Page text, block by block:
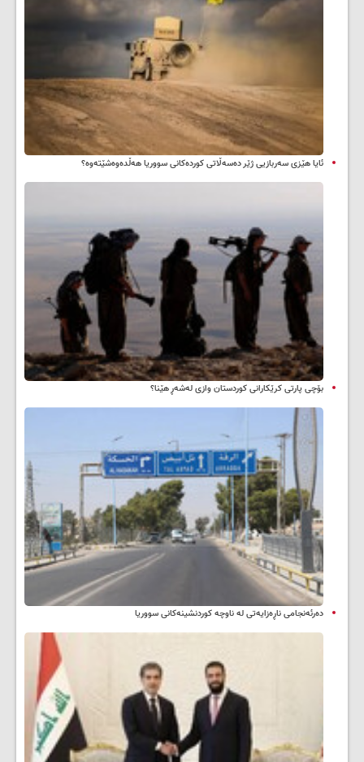
ئایا هێزی سەربازیی ژێر دەسەڵاتی کوردەکانی سووریا هەڵدەوەشێتەوە؟
بۆچی پارتی کرێکارانی کوردستان وازی لەشەڕ هێنا؟
دەرئەنجامی ناڕەزایەتی لە ناوچە کوردنشینەکانی سووریا